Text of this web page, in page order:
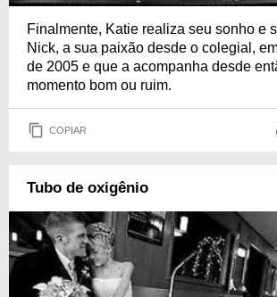
Finalmente, Katie realiza seu sonho e
Nick, a sua paixão desde o colegial,
de 2005 e que a acompanha desde
momento bom ou ruim.
COPIAR
Tubo de oxigênio